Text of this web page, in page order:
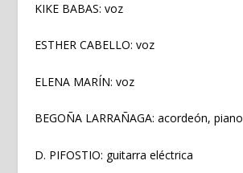
KIKE BABAS: voz
ESTHER CABELLO: voz
ELENA MARÍN: voz
BEGOÑA LARRAÑAGA: acordeón, piano
D. PIFOSTIO: guitarra eléctrica